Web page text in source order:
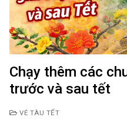
Chạy thêm các
trước và sau tết
VÉ TÀU TẾT